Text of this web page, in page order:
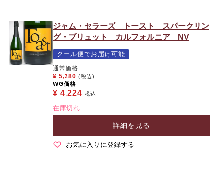
ジャム・セラーズ トースト スパークリン
グ・ブリュット カルフォルニア NV
クール便でお届け可能
通常価格
¥ 5,280 (税込)
WG価格
¥ 4,224 税込
在庫切れ
詳細を見る
お気に入りに登録する